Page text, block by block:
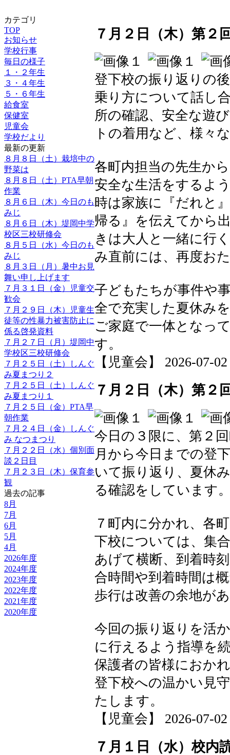
カテゴリ
TOP
お知らせ
学校行事
毎日の様子
１・２年生
３・４年生
５・６年生
給食室
保健室
児童会
学校だより
最新の更新
８月８日（土）栽培中の
野菜は
８月８日（土）PTA早朝
作業
８月６日（木）今日のも
みじ
８月６日（木）堤岡中学
校区三校研修会
８月５日（水）今日のも
みじ
８月３日（月）暑中お見
舞い申し上げます
７月３１日（金）児童交
歓会
７月２９日（木）児童生
徒等の性暴力被害防止に
係る啓発資料
７月２７日（月）堤岡中
学校区三校研修会
７月２５日（土）しんぐ
み夏まつり２
７月２５日（土）しんぐ
み夏まつり１
７月２５日（金）PTA早
朝作業
７月２４日（金）しんぐ
み なつまつり
７月２２日（水）個別面
談２日目
７月２３日（木）保育参
観
過去の記事
8月
7月
6月
5月
4月
2026年度
2024年度
2023年度
2022年度
2021年度
2020年度
７月２日（木）第２
登下校の振り返りの
乗り方について話し
所の確認、安全な遊
トの着用など、様々
各町内担当の先生か
安全な生活をするよ
時は家族に『だれと
帰る』を伝えてから
きは大人と一緒に行
み直前には、再度お
子どもたちが事件や
全で充実した夏休み
ご家庭で一体となっ
す。
【児童会】 2026-07-
７月２日（木）第２
今日の３限に、第２
月から今日までの登
いて振り返り、夏休
る確認をしています
７町内に分かれ、各
下校については、集
あげて横断、到着時
合時間や到着時間は
歩行は改善の余地が
今回の振り返りを活
に行えるよう指導を
保護者の皆様におか
登下校への温かい見
たします。
【児童会】 2026-07-
７月１日（水）校内